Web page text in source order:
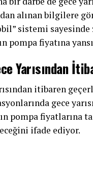
alınan bilgilere
sistemi sayesinde
pompa fiyatına
Yarısından
itibaren
gece
pompa fiyatlarına
ifade ediyor.